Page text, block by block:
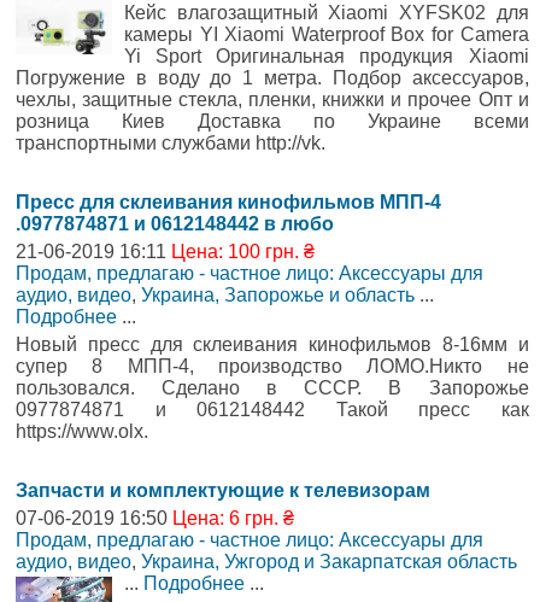
Кейс влагозащитный Xiaomi XYFSK02 для
камеры YI Xiaomi Waterproof Box for Camera
Yi Sport Оригинальная продукция Xiaomi
Погружение в воду до 1 метра. Подбор аксессуаров,
чехлы, защитные стекла, пленки, книжки и прочее Опт и
розница Киев Доставка по Украине всеми
транспортными службами http://vk.
Пресс для склеивания кинофильмов МПП-4
.0977874871 и 0612148442 в любо
21-06-2019 16:11 Цена: 100 грн. ₴
Продам, предлагаю - частное лицо: Аксессуары для
аудио, видео, Украина, Запорожье и область ...
Подробнее ...
Новый пресс для склеивания кинофильмов 8-16мм и
супер 8 МПП-4, производство ЛОМО.Никто не
пользовался. Сделано в СССР. В Запорожье
0977874871 и 0612148442 Такой пресс как
https://www.olx.
Запчасти и комплектующие к телевизорам
07-06-2019 16:50 Цена: 6 грн. ₴
Продам, предлагаю - частное лицо: Аксессуары для
аудио, видео, Украина, Ужгород и Закарпатская область
... Подробнее ...